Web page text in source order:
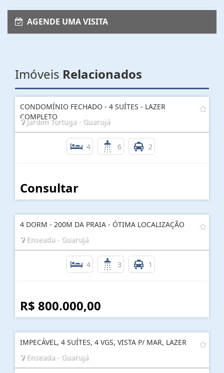
AGENDE UMA VISITA
Imóveis Relacionados
CONDOMÍNIO FECHADO - 4 SUÍTES - LAZER
COMPLETO
Jardim Tortuga - Guarujá
4 6 2
Consultar
4 DORM - 200M DA PRAIA - ÓTIMA LOCALIZAÇÃO
Enseada - Guarujá
4 3 1
R$ 800.000,00
IMPECÁVEL, 4 SUÍTES, 4 VGS, VISTA P/ MAR, LAZER
Enseada - Guarujá